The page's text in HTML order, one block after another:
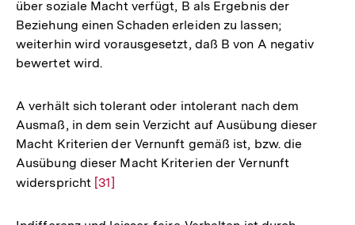
über soziale Macht verfügt, B als Ergebnis der
Beziehung einen Schaden erleiden zu lassen;
weiterhin wird vorausgesetzt, daß B von A negativ
bewertet wird.
A verhält sich tolerant oder intolerant nach dem
Ausmaß, in dem sein Verzicht auf Ausübung dieser
Macht Kriterien der Vernunft gemäß ist, bzw. die
Ausübung dieser Macht Kriterien der Vernunft
widerspricht Zur
[31]